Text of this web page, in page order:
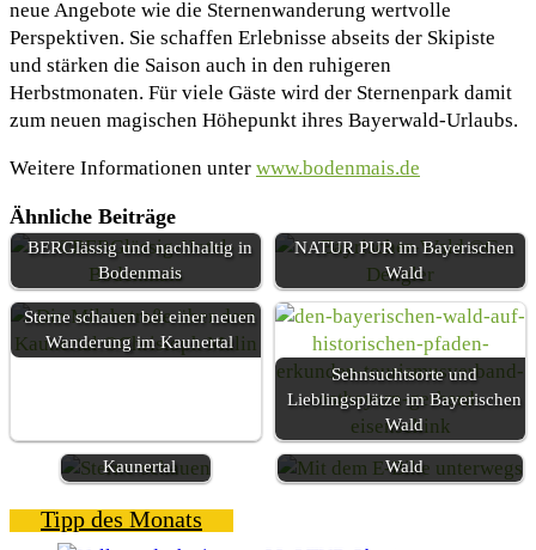
neue Angebote wie die Sternenwanderung wertvolle
Perspektiven. Sie schaffen Erlebnisse abseits der Skipiste
und stärken die Saison auch in den ruhigeren
Herbstmonaten. Für viele Gäste wird der Sternenpark damit
zum neuen magischen Höhepunkt ihres Bayerwald-Urlaubs.
Weitere Informationen unter www.bodenmais.de
Ähnliche Beiträge
BERGlässig und nachhaltig in
Bodenmais
NATUR PUR im Bayerischen
Wald
Sterne schauen bei einer neuen
Wanderung im Kaunertal
Sehnsuchtsorte und
Lieblingsplätze im Bayerischen
Wald
Nächte im
Kaunertal
Indian Summer im Bayerischen
Wald
Tipp des Monats